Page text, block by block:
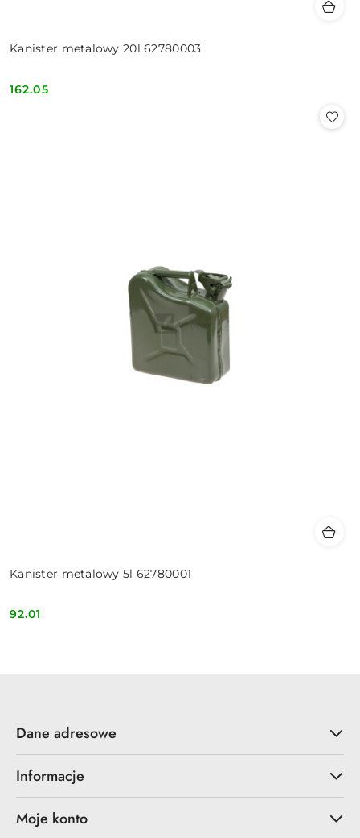
Kanister metalowy 20l 62780003
Cena:
162.05
Kanister metalowy 5l 62780001
Cena:
92.01
Dane adresowe
Informacje
Moje konto